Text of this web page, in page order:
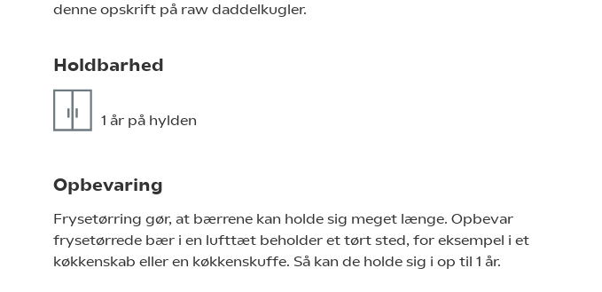
denne opskrift på raw daddelkugler.
Holdbarhed
1 år på hylden
Opbevaring
Frysetørring gør, at bærrene kan holde sig meget længe. Opbevar
frysetørrede bær i en lufttæt beholder et tørt sted, for eksempel i et
køkkenskab eller en køkkenskuffe. Så kan de holde sig i op til 1 år.